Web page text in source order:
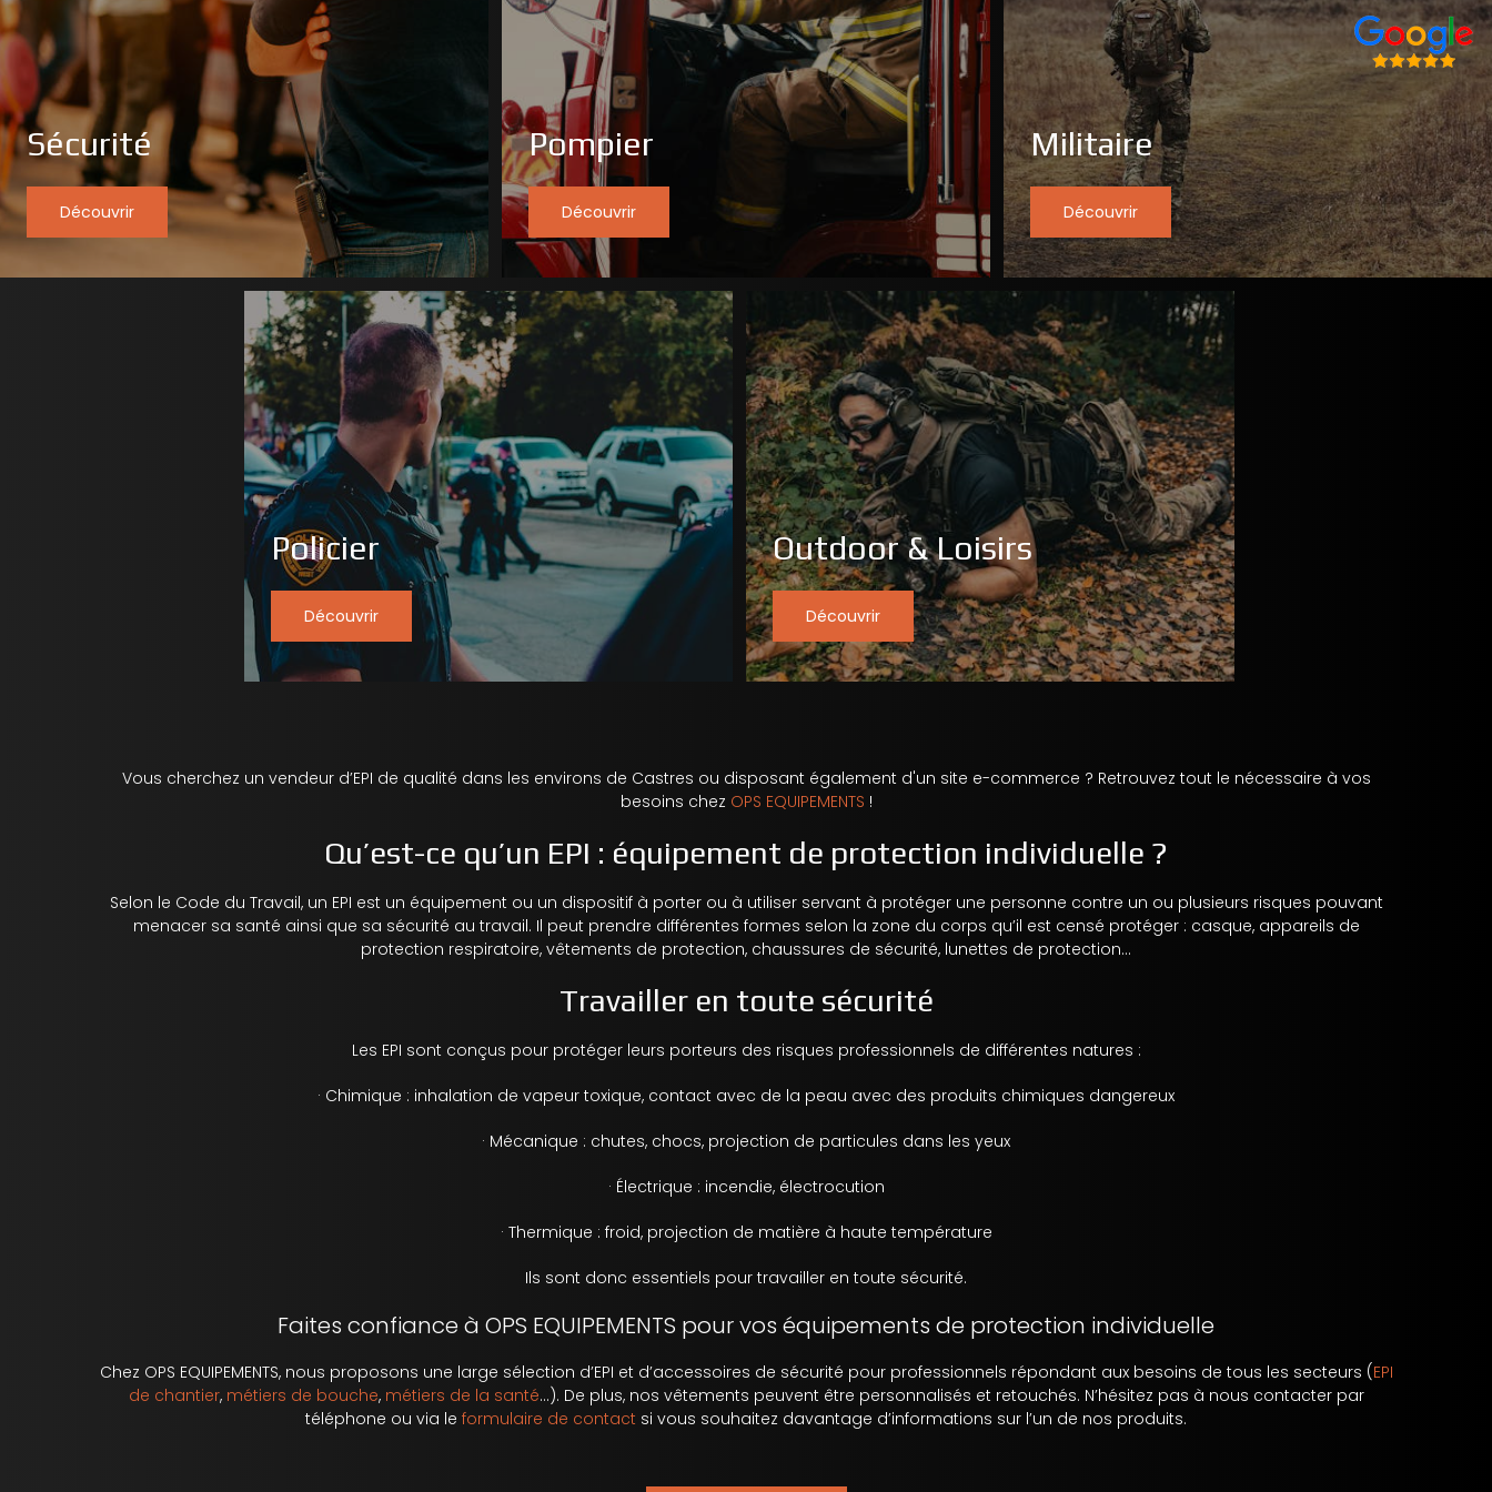
Sécurité
Découvrir
Pompier
Découvrir
Militaire
Découvrir
Policier
Découvrir
Outdoor & Loisirs
Découvrir
Vous cherchez un vendeur d’EPI de qualité dans les environs de Castres ou disposant également d'un site e-commerce ? Retrouvez tout le nécessaire à vos
besoins chez OPS EQUIPEMENTS !
Qu’est-ce qu’un EPI : équipement de protection individuelle ?
Selon le Code du Travail, un EPI est un équipement ou un dispositif à porter ou à utiliser servant à protéger une personne contre un ou plusieurs risques pouvant
menacer sa santé ainsi que sa sécurité au travail. Il peut prendre différentes formes selon la zone du corps qu’il est censé protéger : casque, appareils de
protection respiratoire, vêtements de protection, chaussures de sécurité, lunettes de protection…
Travailler en toute sécurité
Les EPI sont conçus pour protéger leurs porteurs des risques professionnels de différentes natures :
· Chimique : inhalation de vapeur toxique, contact avec de la peau avec des produits chimiques dangereux
· Mécanique : chutes, chocs, projection de particules dans les yeux
· Électrique : incendie, électrocution
· Thermique : froid, projection de matière à haute température
Ils sont donc essentiels pour travailler en toute sécurité.
Faites confiance à OPS EQUIPEMENTS pour vos équipements de protection individuelle
Chez OPS EQUIPEMENTS, nous proposons une large sélection d’EPI et d’accessoires de sécurité pour professionnels répondant aux besoins de tous les secteurs (EPI
de chantier, métiers de bouche, métiers de la santé…). De plus, nos vêtements peuvent être personnalisés et retouchés. N’hésitez pas à nous contacter par
téléphone ou via le formulaire de contact si vous souhaitez davantage d’informations sur l’un de nos produits.